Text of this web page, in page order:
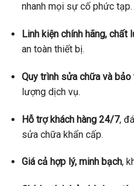
nhanh mọi sự cố phức tạp.
Linh kiện chính hãng, chất
an toàn thiết bị.
Quy trình sửa chữa và
lượng dịch vụ.
Hỗ trợ khách hàng 24/7,
sửa chữa khẩn cấp.
Giá cả hợp lý, minh bạch,